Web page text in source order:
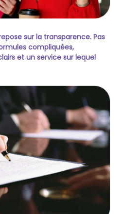
sur la transparence. Pas
compliquées,
et un service sur lequel